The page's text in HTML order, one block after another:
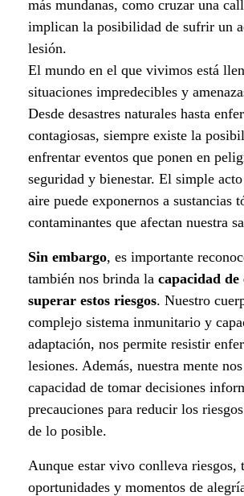
p
a
r
a
r
u
f
u
t
u
r
o
m
más mundanas, como cruzar una
implican la posibilidad de sufrir un
lesión.
El mundo en el que vivimos está
situaciones impredecibles y
Desde desastres naturales hasta
contagiosas, siempre existe la
enfrentar eventos que ponen en
seguridad y bienestar. El simple
aire puede exponernos a sustancias
contaminantes que afectan nuestra
Sin embargo, es importante
también nos brinda la capacidad
superar estos riesgos. Nuestro
complejo sistema inmunitario y
adaptación, nos permite resistir
lesiones. Además, nuestra mente
capacidad de tomar decisiones
precauciones para reducir los
de lo posible.
Aunque estar vivo conlleva riesgos,
oportunidades y momentos de